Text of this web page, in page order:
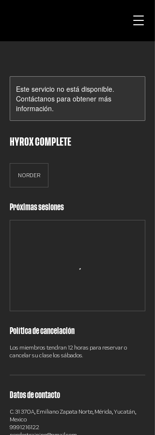
Este servicio no está disponible.
Contáctanos para obtener más
información.
HYROX COMPLETE
NORDER
Próximas sesiones
Política de cancelación
Los miembros tendran 12 horas para reservar o
cancelar su clase los sábados.
Datos de contacto
C. 31 370A, Emiliano Zapata Norte, Mérida, Yucatán,
Mexico
9991216122